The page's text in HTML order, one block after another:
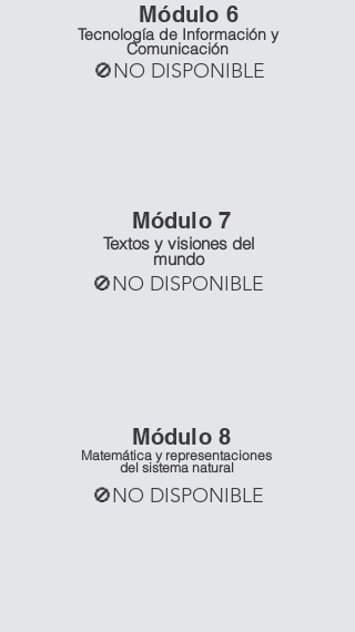
Tecnología de Información y
Comunicación
Módulo 6
🚫NO DISPONIBLE
Módulo 7
Textos y visiones del
mundo
🚫NO DISPONIBLE
Matemática y representaciones
del sistema natural
Módulo 8
🚫NO DISPONIBLE